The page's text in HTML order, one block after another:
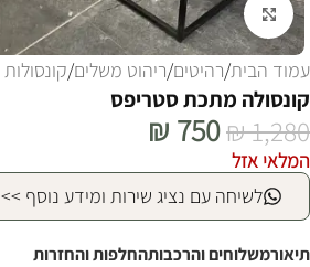
לחצו להגדלה
עמוד הבית/רהיטים/ריהוט משלים/קונסולות
קונסולה מתכת סטריפס
₪1,280
₪ 750
המלאי אזל
לשיחה עם נציג שירות ומידע נוסף >>
תיאורמשלוחים והרכבותהחלפות והחזרות